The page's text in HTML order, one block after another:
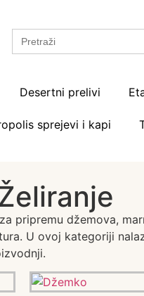
Search
for:
Desertni prelivi
sprejevi i kapi
pripremu džemova,
U ovoj kategoriji